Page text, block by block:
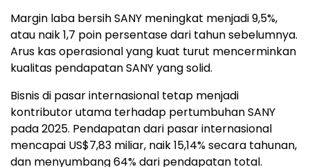
Margin laba bersih SANY meningkat menjadi 9,5%,
atau naik 1,7 poin persentase dari tahun sebelumnya.
Arus kas operasional yang kuat turut mencerminkan
kualitas pendapatan SANY yang solid.
Bisnis di pasar internasional tetap menjadi
kontributor utama terhadap pertumbuhan SANY
pada 2025. Pendapatan dari pasar internasional
mencapai US$7,83 miliar, naik 15,14% secara tahunan,
dan menyumbang 64% dari pendapatan total.